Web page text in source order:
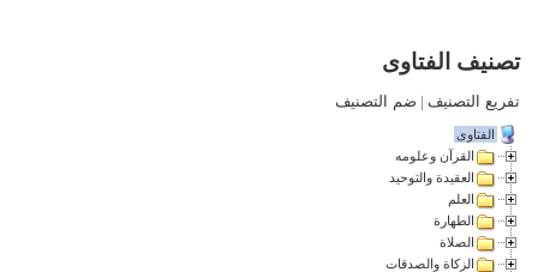
تصنيف الفتاوى
تفريع التصنيف | ضم التصنيف
الفتاوى
القرآن وعلومه
العقيدة والتوحيد
العلم
الطهارة
الصلاة
الزكاة والصدقات